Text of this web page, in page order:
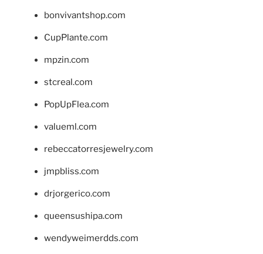
bonvivantshop.com
CupPlante.com
mpzin.com
stcreal.com
PopUpFlea.com
valueml.com
rebeccatorresjewelry.com
jmpbliss.com
drjorgerico.com
queensushipa.com
wendyweimerdds.com